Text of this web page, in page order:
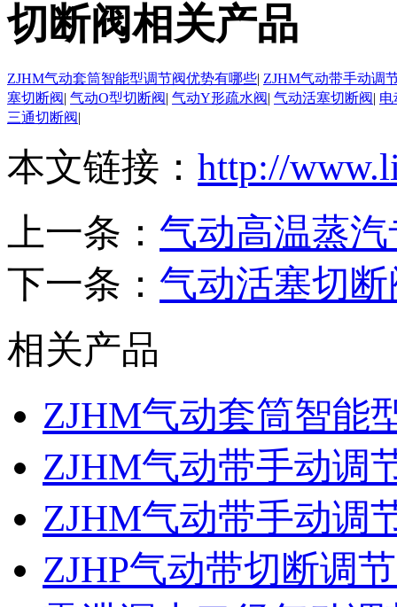
切断阀相关产品
ZJHM气动套筒智能型调节阀优势有哪些| ZJHM气动带手动调
塞切断阀| 气动O型切断阀| 气动Y形疏水阀| 气动活塞切断阀| 电
三通切断阀|
本文链接： http://
上一条： 气动高温蒸
下一条： 气动活塞切
相关产品
ZJHM气动套筒智能
ZJHM气动带手动调
ZJHM气动带手动调
ZJHP气动带切断调